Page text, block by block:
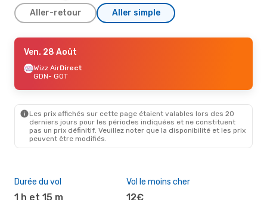
Aller-retour Aller simple
Ven. 11 Sept.- Dim. 13 Sept.
RyanairDirect
GDN- GOT
GOT- GDN
Dim. 27 Sept. - Dim. 27 Sept.
Ryanair Direct
Ven. 28 Août
Wizz AirDirect
GDN- GOT
Les prix affichés sur cette page étaient valables lors des 20
derniers jours pour les périodes indiquées et ne constituent
pas un prix définitif. Veuillez noter que la disponibilité et les prix
peuvent être modifiés.
Durée du vol
1 h et 15 m
Vol le moins cher
12€